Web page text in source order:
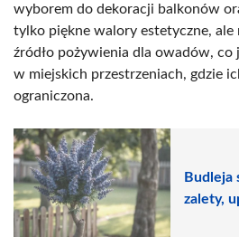
wyborem do dekoracji balkonów
tylko piękne walory estetyczne, ale
źródło pożywienia dla owadów, co
w miejskich przestrzeniach, gdzie
ograniczona.
Budleja
zalety,